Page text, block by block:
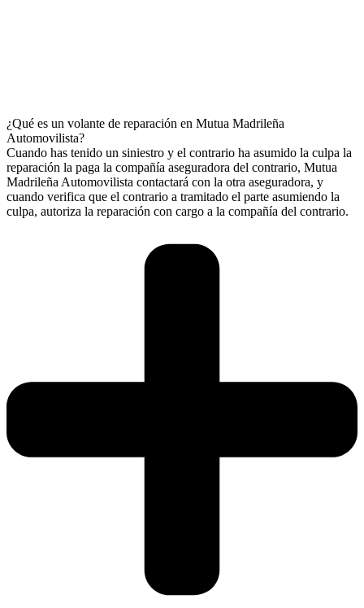
¿Qué es un volante de reparación en Mutua Madrileña
Automovilista?
Cuando has tenido un siniestro y el contrario ha asumido la culpa la
reparación la paga la compañía aseguradora del contrario, Mutua
Madrileña Automovilista contactará con la otra aseguradora, y
cuando verifica que el contrario a tramitado el parte asumiendo la
culpa, autoriza la reparación con cargo a la compañía del contrario.